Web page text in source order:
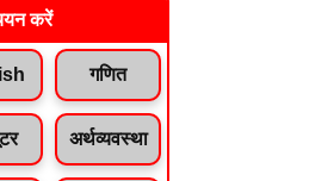
करें
गणित
अर्थव्यवस्था